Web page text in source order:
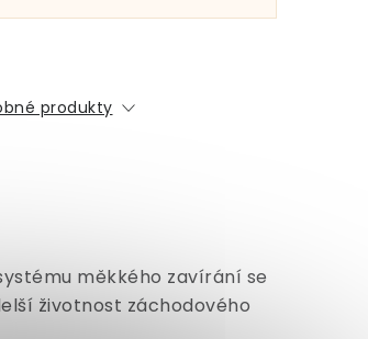
produkty
měkkého zavírání se
životnost záchodového